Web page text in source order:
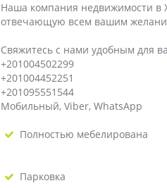
Наша компания недвижимости в
отвечающую всем вашим
Свяжитесь с нами удобным для
+201004502299
+201004452251
+201095551544
Мобильный, Viber, WhatsApp
Полностью мебелирована
Парковка